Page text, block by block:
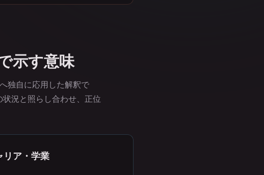
示す意味
独自に応用した解釈で
況と照らし合わせ、正位
リア・学業